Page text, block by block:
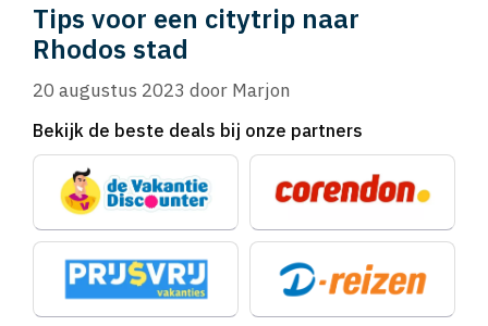
Tips voor een citytrip naar
Rhodos stad
20 augustus 2023 door Marjon
Bekijk de beste deals bij onze partners